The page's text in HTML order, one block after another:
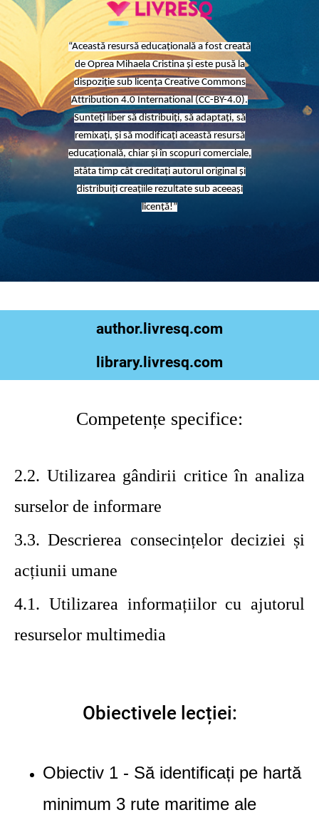
“Această resursă educațională a fost creată
de Oprea Mihaela Cristina și este pusă la
dispoziție sub licența Creative Commons
Attribution 4.0 International (CC-BY-4.0).
Sunteți liber să distribuiți, să adaptați, să
remixați, și să modificați această resursă
educațională, chiar și în scopuri comerciale,
atâta timp cât creditați autorul original și
distribuiți creațiile rezultate sub aceeași
licență!”
author.livresq.com
library.livresq.com
Competențe specifice:
2.2. Utilizarea gândirii critice în analiza
surselor de informare
3.3. Descrierea consecințelor deciziei și
acțiunii umane
4.1. Utilizarea informațiilor cu ajutorul
resurselor multimedia
Obiectivele lecției:
Obiectiv 1 - Să identificați pe hartă
minimum 3 rute maritime ale